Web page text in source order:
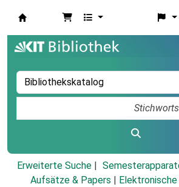
Erweiterte Suche
Aufsätze & Papers